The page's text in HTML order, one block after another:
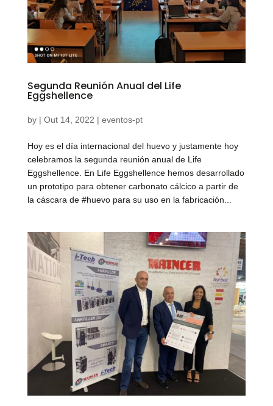
Segunda Reunión Anual del Life
Eggshellence
by | Out 14, 2022 | eventos-pt
Hoy es el día internacional del huevo y justamente hoy
celebramos la segunda reunión anual de Life
Eggshellence. En Life Eggshellence hemos desarrollado
un prototipo para obtener carbonato cálcico a partir de
la cáscara de #huevo para su uso en la fabricación...